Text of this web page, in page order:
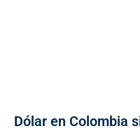
Dólar en Colombia